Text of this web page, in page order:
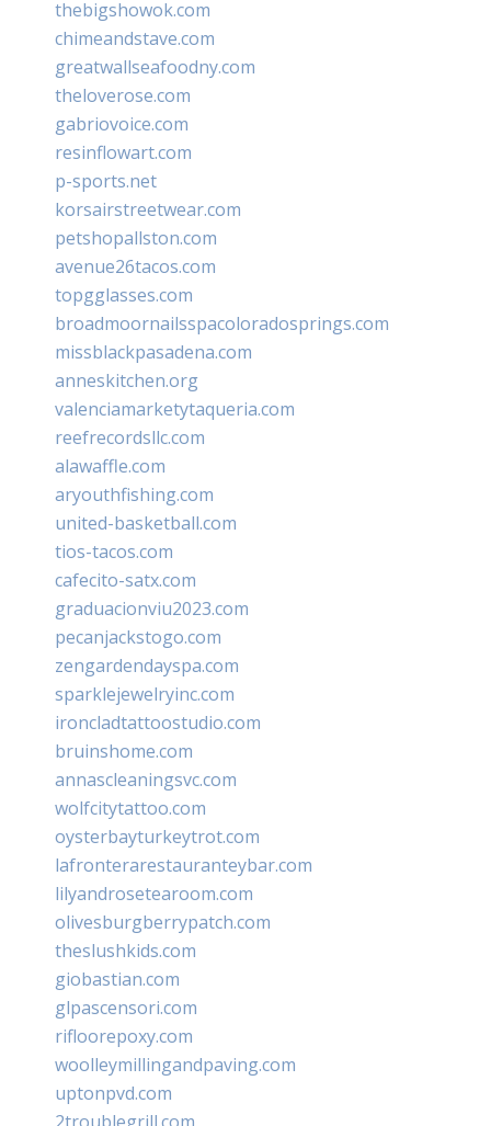
thebigshowok.com
chimeandstave.com
greatwallseafoodny.com
theloverose.com
gabriovoice.com
resinflowart.com
p-sports.net
korsairstreetwear.com
petshopallston.com
avenue26tacos.com
topgglasses.com
broadmoornailsspacoloradosprings.com
missblackpasadena.com
anneskitchen.org
valenciamarketytaqueria.com
reefrecordsllc.com
alawaffle.com
aryouthfishing.com
united-basketball.com
tios-tacos.com
cafecito-satx.com
graduacionviu2023.com
pecanjackstogo.com
zengardendayspa.com
sparklejewelryinc.com
ironcladtattoostudio.com
bruinshome.com
annascleaningsvc.com
wolfcitytattoo.com
oysterbayturkeytrot.com
lafronterarestauranteybar.com
lilyandrosetearoom.com
olivesburgberrypatch.com
theslushkids.com
giobastian.com
glpascensori.com
rifloorepoxy.com
woolleymillingandpaving.com
uptonpvd.com